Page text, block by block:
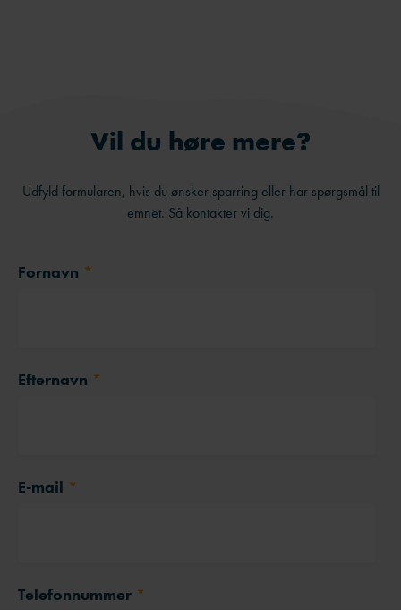
Vil du høre mere?
Udfyld formularen, hvis du ønsker sparring eller har spørgsmål til
emnet. Så kontakter vi dig.
Fornavn *
Efternavn *
E-mail *
Telefonnummer *